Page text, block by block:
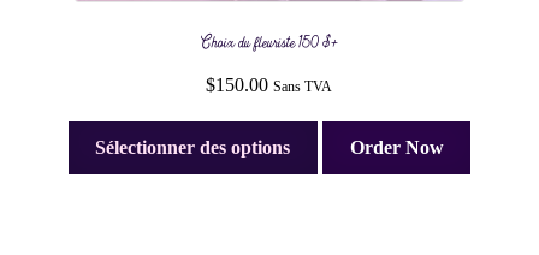
Choix du fleuriste 150 $+
$150.00 Sans TVA
Sélectionner des options Order Now